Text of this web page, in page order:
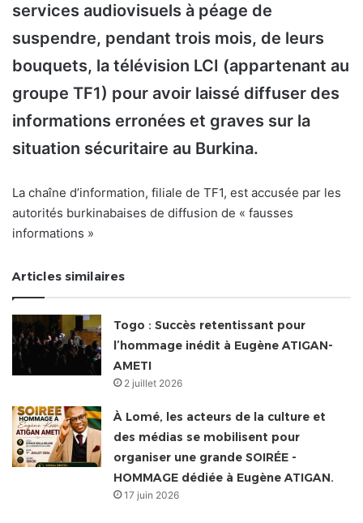
services audiovisuels à péage de
suspendre, pendant trois mois, de leurs
bouquets, la télévision LCI (appartenant au
groupe TF1) pour avoir laissé diffuser des
informations erronées et graves sur la
situation sécuritaire au Burkina.
La chaîne d’information, filiale de TF1, est accusée par les
autorités burkinabaises de diffusion de « fausses
informations »
Articles similaires
Togo : Succès retentissant pour
l’hommage inédit à Eugène ATIGAN-
AMETI
2 juillet 2026
À Lomé, les acteurs de la culture et
des médias se mobilisent pour
organiser une grande SOIRÉE -
HOMMAGE dédiée à Eugène ATIGAN.
17 juin 2026